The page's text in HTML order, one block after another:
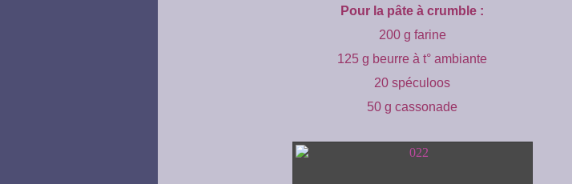
Pour la pâte à crumble :
200 g farine
125 g beurre à t° ambiante
20 spéculoos
50 g cassonade